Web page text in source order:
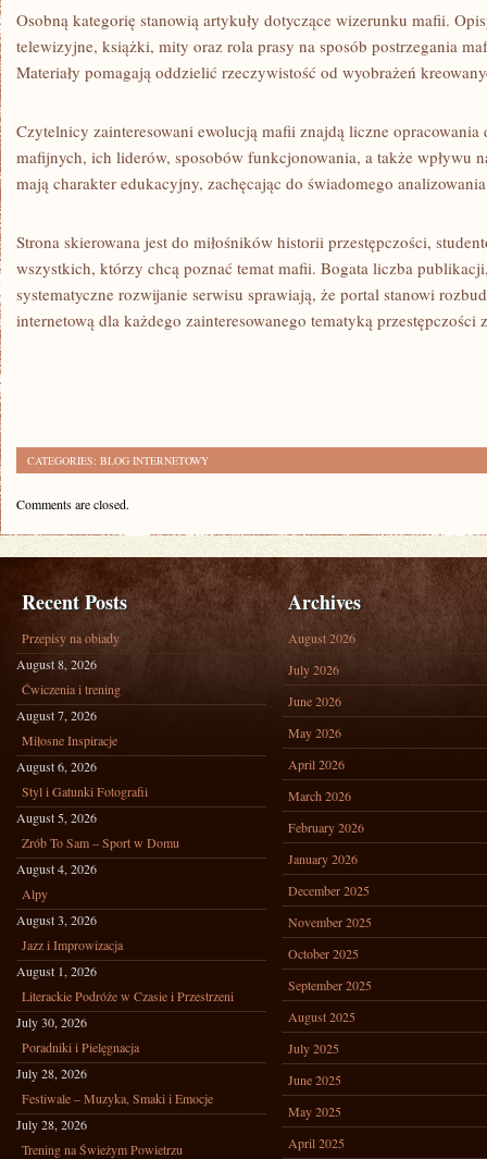
Osobną kategorię stanowią artykuły dotyczące wizerunku mafii.
telewizyjne, książki, mity oraz rola prasy na sposób postrzegania
Materiały pomagają oddzielić rzeczywistość od wyobrażeń
Czytelnicy zainteresowani ewolucją mafii znajdą liczne
mafijnych, ich liderów, sposobów funkcjonowania, a także wpływu
mają charakter edukacyjny, zachęcając do świadomego
Strona skierowana jest do miłośników historii przestępczości,
wszystkich, którzy chcą poznać temat mafii. Bogata liczba
systematyczne rozwijanie serwisu sprawiają, że portal stanowi
internetową dla każdego zainteresowanego tematyką przestępczości
CATEGORIES: BLOG INTERNETOWY
Comments are closed.
Recent Posts
Przepisy na obiady
August 8, 2026
Ćwiczenia i trening
August 7, 2026
Miłosne Inspiracje
August 6, 2026
Styl i Gatunki Fotografii
August 5, 2026
Zrób To Sam – Sport w Domu
August 4, 2026
Alpy
August 3, 2026
Jazz i Improwizacja
August 1, 2026
Literackie Podróże w Czasie i Przestrzeni
July 30, 2026
Poradniki i Pielęgnacja
July 28, 2026
Festiwale – Muzyka, Smaki i Emocje
July 28, 2026
Trening na Świeżym Powietrzu
Archives
August 2026
July 2026
June 2026
May 2026
April 2026
March 2026
February 2026
January 2026
December 2025
November 2025
October 2025
September 2025
August 2025
July 2025
June 2025
May 2025
April 2025